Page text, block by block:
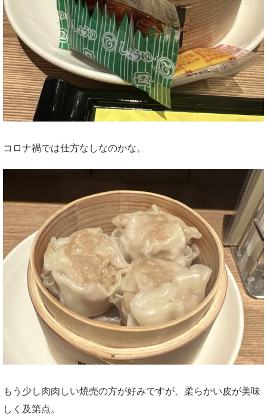
コロナ禍では仕方なしなのかな。
もう少し肉肉しい焼売の方が好みですが、柔らかい皮が美味
しく及第点。